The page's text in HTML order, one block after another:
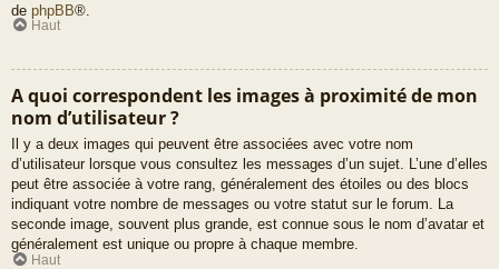
de phpBB®.
Haut
A quoi correspondent les images à proximité de mon
nom d’utilisateur ?
Il y a deux images qui peuvent être associées avec votre nom
d’utilisateur lorsque vous consultez les messages d’un sujet. L’une d’elles
peut être associée à votre rang, généralement des étoiles ou des blocs
indiquant votre nombre de messages ou votre statut sur le forum. La
seconde image, souvent plus grande, est connue sous le nom d’avatar et
généralement est unique ou propre à chaque membre.
Haut